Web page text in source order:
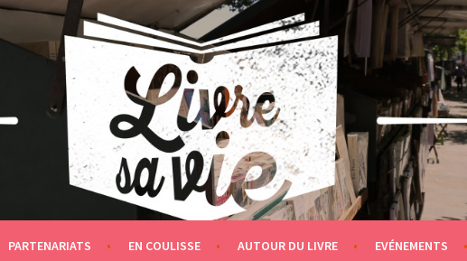
PARTENARIATS EN COULISSE AUTOUR DU LIVRE EVÉNEMENTS